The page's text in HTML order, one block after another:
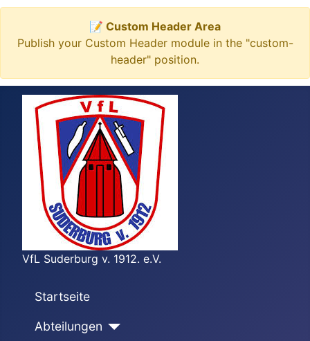
📝 Custom Header Area
Publish your Custom Header module in the "custom-
header" position.
VfL Suderburg v. 1912. e.V.
Startseite
Abteilungen